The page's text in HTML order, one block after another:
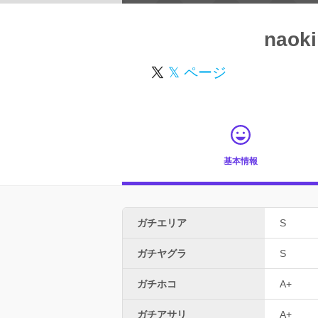
𝕏 ページ
基本情報
ガチエリア S
ガチヤグラ S
ガチホコ A+
ガチアサリ A+